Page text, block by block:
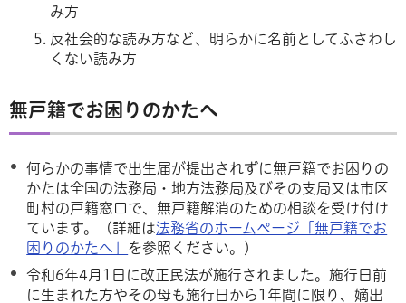
み方
反社会的な読み方など、明らかに名前としてふさわし
くない読み方
無戸籍でお困りのかたへ
何らかの事情で出生届が提出されずに無戸籍でお困りの
かたは全国の法務局・地方法務局及びその支局又は市区
町村の戸籍窓口で、無戸籍解消のための相談を受け付け
ています。（詳細は法務省のホームページ「無戸籍でお
困りのかたへ」 を参照ください。）
令和6年4月1日に改正民法が施行されました。施行日前
に生まれた方やその母も施行日から1年間に限り、嫡出